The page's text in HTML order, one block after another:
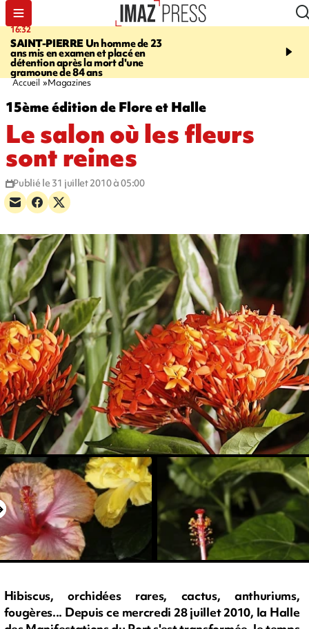
16:32
SAINT-PIERREUn homme de 23
ans mis en examen et placé en
détention après la mort d'une
gramoune de 84 ans
21:08
et Turquie scellent un
Accueil Magazines
15ème édition de Flore et Halle
Le salon où les fleurs
sont reines
Publié le 31 juillet 2010 à 05:00
Hibiscus, orchidées rares, cactus, anthuriums,
fougères... Depuis ce mercredi 28 juillet 2010, la Halle